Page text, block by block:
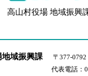
高山村役場 地域振興
域振興課 〒377-
代表電話：